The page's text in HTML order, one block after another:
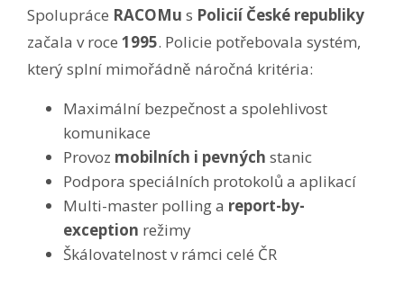
Spolupráce RACOMu s Policií České republiky
začala v roce 1995. Policie potřebovala systém,
který splní mimořádně náročná kritéria:
Maximální bezpečnost a spolehlivost
komunikace
Provoz mobilních i pevných stanic
Podpora speciálních protokolů a aplikací
Multi-master polling a report-by-
exception režimy
Škálovatelnost v rámci celé ČR